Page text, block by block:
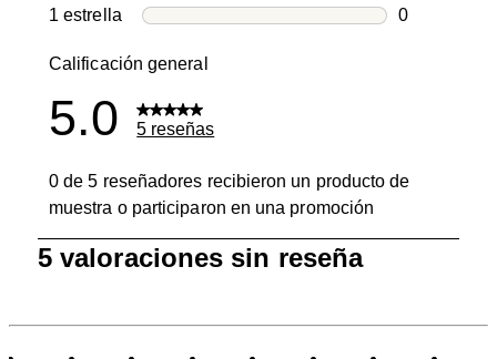
0 reseñas
1 estrellaestrellas
0
Calificación general
5.0 5 reseñas
0 de 5 reseñadores recibieron un producto de
muestra o participaron en una promoción
de
5 valoraciones sin reseña